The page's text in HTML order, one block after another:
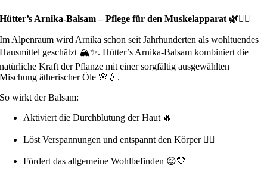
Hütter’s Arnika-Balsam – Pflege für den Muskelapparat 🌿💆‍♂️
Im Alpenraum wird Arnika schon seit Jahrhunderten als wohltuendes
Hausmittel geschätzt 🏔️✨. Hütter’s Arnika-Balsam kombiniert die
natürliche Kraft der Pflanze mit einer sorgfältig ausgewählten
Mischung ätherischer Öle 🌸💧.
So wirkt der Balsam:
Aktiviert die Durchblutung der Haut 🔥
Löst Verspannungen und entspannt den Körper 🧘‍♀️
Fördert das allgemeine Wohlbefinden 😌💛